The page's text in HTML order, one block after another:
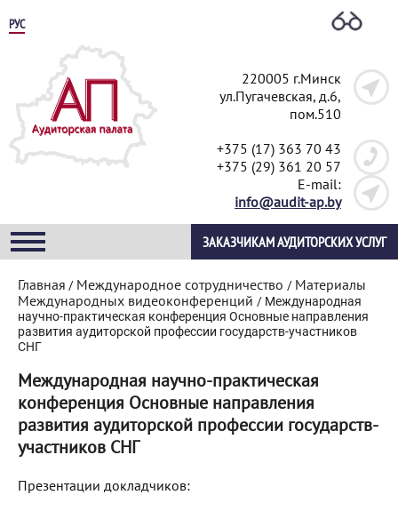
РУС
220005 г.Минск
ул.Пугачевская, д.6,
пом.510
+375 (17) 363 70 43
+375 (29) 361 20 57
E-mail:
info@audit-ap.by
ЗАКАЗЧИКАМ АУДИТОРСКИХ УСЛУГ
Главная / Международное сотрудничество / Материалы
Международных видеоконференций / Международная
научно-практическая конференция Основные направления
развития аудиторской профессии государств-участников
СНГ
Международная научно-практическая
конференция Основные направления
развития аудиторской профессии государств-
участников СНГ
Презентации докладчиков: